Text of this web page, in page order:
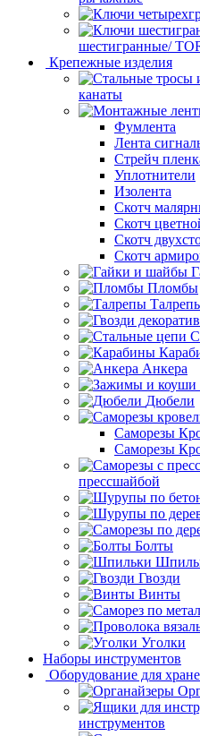
шестигранные/
Крепежные изделия
канаты
Фумлента
Лента
Стрейч
Уплотнители
Изолента
Скотч
Скотч
Скотч
Скотч
Пломбы
Анкера
Дюбели
Саморезы
Саморезы
прессшайбой
Болты
Гвозди
Винты
Уголки
Наборы инструментов
Оборудование для
инструментов